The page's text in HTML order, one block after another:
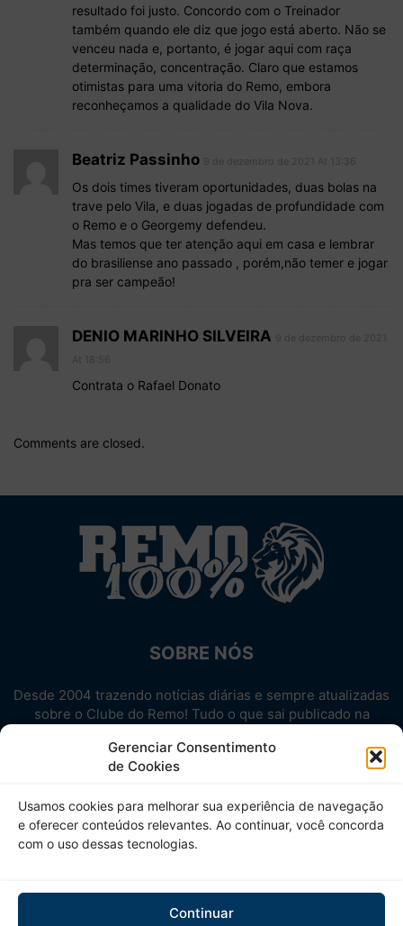
Gerenciar Consentimento
de Cookies
Usamos cookies para melhorar sua experiência de navegação
e oferecer conteúdos relevantes. Ao continuar, você concorda
com o uso dessas tecnologias.
Continuar
resultado foi justo. Concordo com o Treinador
também quando ele diz que jogo está aberto. Não se
venceu nada e, portanto, é jogar aqui com raça
determinação, concentração. Claro que estamos
otimistas para uma vitoria do Remo, embora
reconheçamos a qualidade do Vila Nova.
Beatriz Passinho
Os dois times tiveram oportunidades, duas bolas na
trave pelo Vila, e duas jogadas de profundidade com
o Remo e o Georgemy defendeu.
Mas temos que ter atenção aqui em casa e lembrar
do brasiliense ano passado , porém,não temer e jogar
pra ser campeão!
DENIO MARINHO SILVEIRA
Contrata o Rafael Donato
Comments are closed.
SOBRE NÓS
Desde 2004 trazendo notícias diárias e sempre atualizadas
sobre o Clube do Remo! Tudo o que sai publicado na
Aproveite! Site não-oficial.
SIGA-NOS